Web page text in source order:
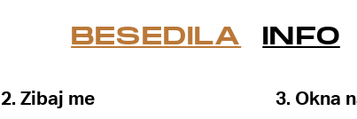
BESEDILA INFO
2. Zibaj me 3. Okna